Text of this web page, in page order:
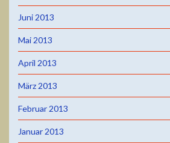
Juni 2013
Mai 2013
April 2013
März 2013
Februar 2013
Januar 2013